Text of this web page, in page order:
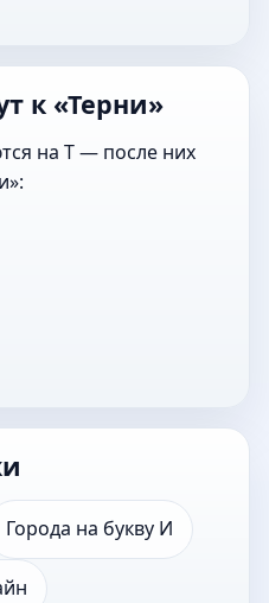
к «Терни»
на Т — после них
Города на букву И